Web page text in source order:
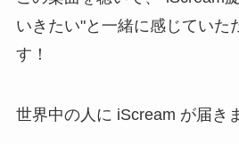
いきたい"と一緒に感じていた
す！
世界中の人に iScream が届き